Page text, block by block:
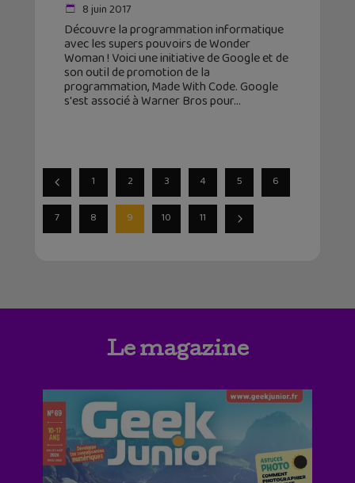
8 juin 2017
Découvre la programmation informatique
avec les supers pouvoirs de Wonder
Woman ! Voici une initiative de Google et de
son outil de promotion de la
programmation, Made With Code. Google
s'est associé à Warner Bros pour
1 2 3 4 5 6
7 8 9 10 11
Le magazine